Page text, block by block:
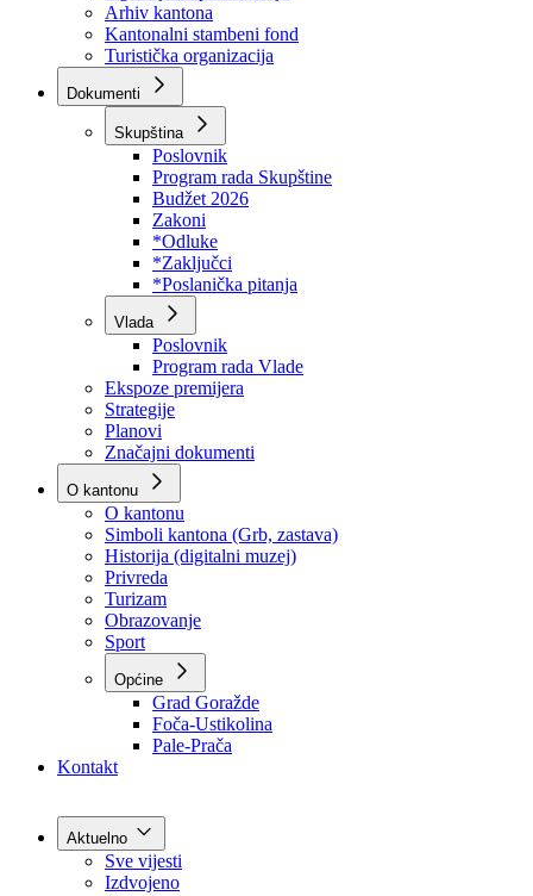
BPK šume
RTV BPK
Agencija za privatizaciju
Arhiv kantona
Kantonalni stambeni fond
Turistička organizacija
Dokumenti
Skupština
Poslovnik
Program rada Skupštine
Budžet 2026
Zakoni
*Odluke
*Zaključci
*Poslanička pitanja
Vlada
Poslovnik
Program rada Vlade
Ekspoze premijera
Strategije
Planovi
Značajni dokumenti
O kantonu
O kantonu
Simboli kantona (Grb, zastava)
Historija (digitalni muzej)
Privreda
Turizam
Obrazovanje
Sport
Općine
Kontakt